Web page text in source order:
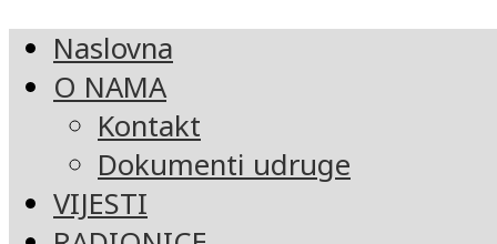
Naslovna
O NAMA
Kontakt
Dokumenti udruge
VIJESTI